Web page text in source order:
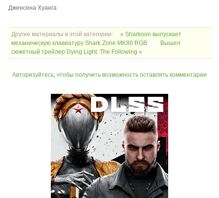
Дженсена Хуанга
Другие материалы в этой категории:
« Sharkoon выпускает
механическую клавиатуру Shark Zone MK80 RGB
Вышел
сюжетный трейлер Dying Light: The Following »
Авторизуйтесь, чтобы получить возможность оставлять комментарии